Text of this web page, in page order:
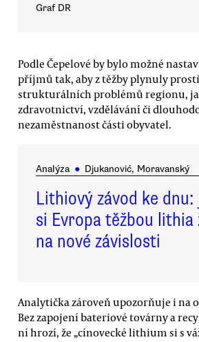
Graf DR
Podle Čepelové by bylo možné
příjmů tak, aby z těžby plynuly
strukturálních problémů regionu,
zdravotnictví, vzdělávání či
nezaměstnanost části obyvatel.
Analýza ● Djukanović, Moravanský
Lithiový závod ke dnu:
si Evropa těžbou lithia
na nové závislosti
Analytička zároveň upozorňuje i na
Bez zapojení bateriové továrny a
ní hrozí, že „cínovecké lithium si s